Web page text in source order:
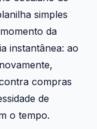
simples
da
instantânea: ao
compras
de
o tempo.